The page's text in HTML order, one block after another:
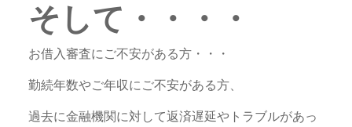
そして・・・・
お借入審査にご不安がある方・・・
勤続年数やご年収にご不安がある方、
過去に金融機関に対して返済遅延やトラブルがあっ